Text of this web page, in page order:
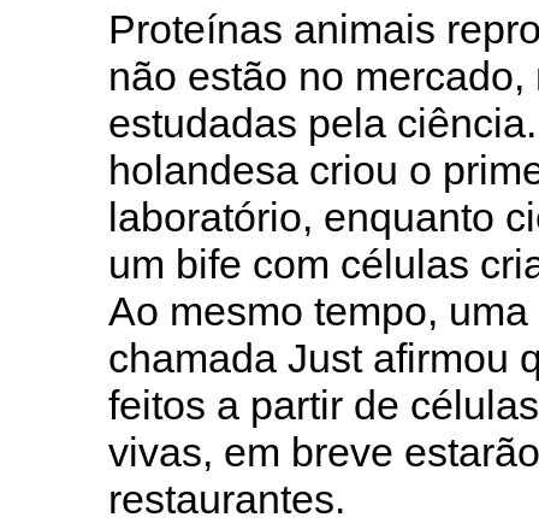
Proteínas animais
não estão no
estudadas pela
holandesa criou o
laboratório, enquanto
um bife com células
Ao mesmo tempo,
chamada Just afirmou
feitos a partir de
vivas, em breve
restaurantes.